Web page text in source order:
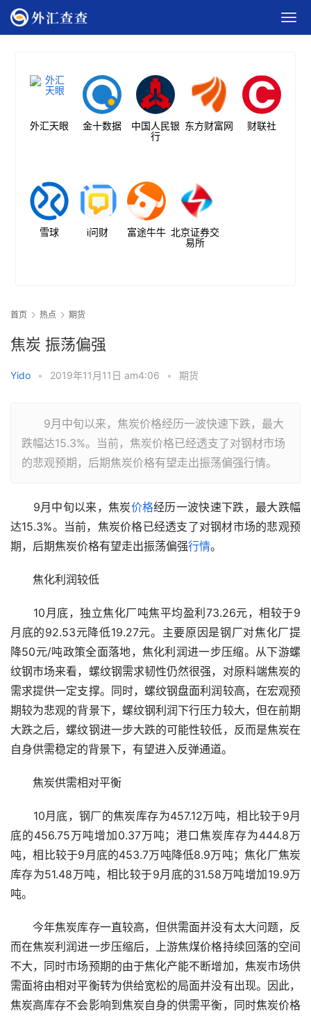
外汇天眼 金十数据
中国人民银
行
东方财富网 财联社
雪球 i问财 富途牛牛 北京证券交
易所
首页 热点 期货
焦炭 振荡偏强
Yido • 2019年11月11日 am4:06 • 期货
9月中旬以来，焦炭价格经历一波快速下跌，最大
跌幅达15.3%。当前，焦炭价格已经透支了对钢材市场
的悲观预期，后期焦炭价格有望走出振荡偏强行情。
9月中旬以来，焦炭价格经历一波快速下跌，最大跌幅
达15.3%。当前，焦炭价格已经透支了对钢材市场的悲观预
期，后期焦炭价格有望走出振荡偏强行情。
焦化利润较低
10月底，独立焦化厂吨焦平均盈利73.26元，相较于9
月底的92.53元降低19.27元。主要原因是钢厂对焦化厂提
降50元/吨政策全面落地，焦化利润进一步压缩。从下游螺
纹钢市场来看，螺纹钢需求韧性仍然很强，对原料端焦炭的
需求提供一定支撑。同时，螺纹钢盘面利润较高，在宏观预
期较为悲观的背景下，螺纹钢利润下行压力较大，但在前期
大跌之后，螺纹钢进一步大跌的可能性较低，反而是焦炭在
自身供需稳定的背景下，有望进入反弹通道。
焦炭供需相对平衡
10月底，钢厂的焦炭库存为457.12万吨，相比较于9月
底的456.75万吨增加0.37万吨；港口焦炭库存为444.8万
吨，相比较于9月底的453.7万吨降低8.9万吨；焦化厂焦炭
库存为51.48万吨，相比较于9月底的31.58万吨增加19.9万
吨。
今年焦炭库存一直较高，但供需面并没有太大问题，反
而在焦炭利润进一步压缩后，上游焦煤价格持续回落的空间
不大，同时市场预期的由于焦化产能不断增加，焦炭市场供
需面将由相对平衡转为供给宽松的局面并没有出现。因此，
焦炭高库存不会影响到焦炭自身的供需平衡，同时焦炭价格